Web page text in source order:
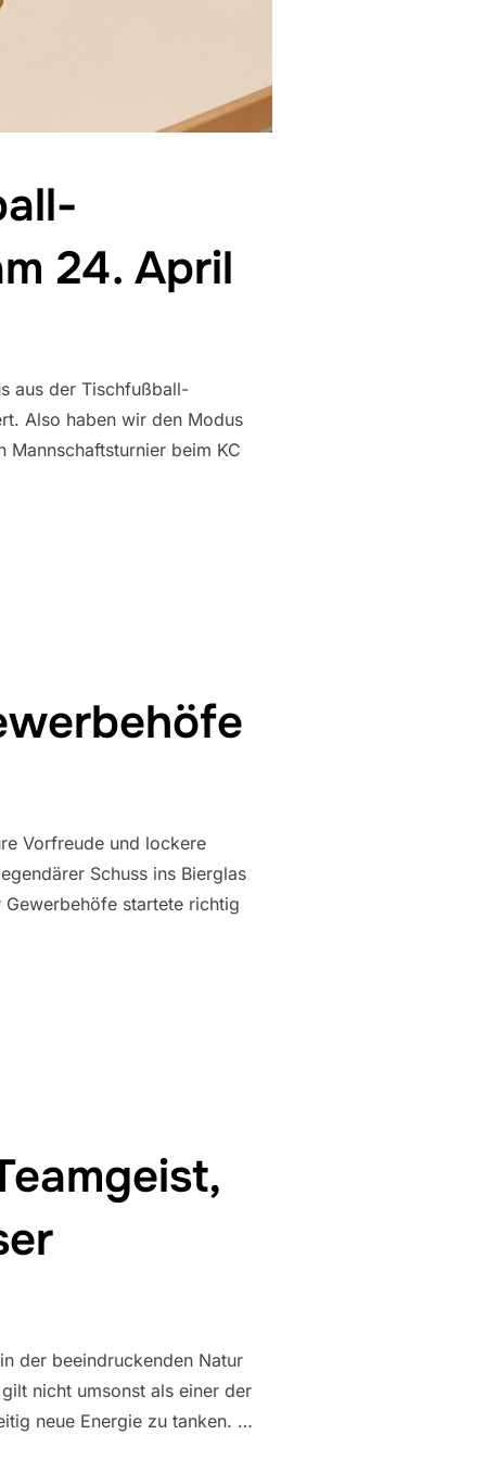
24. April
aus der Tischfußball-
Also haben wir den Modus
Mannschaftsturnier beim KC
MANNSCHAFTSTURNIER IN MÜNCHEN AM 24. APRIL“
Vorfreude und lockere
Schuss ins Bierglas
startete richtig
GEWERBEHÖFE“
der beeindruckenden Natur
nicht umsonst als einer der
neue Energie zu tanken. …